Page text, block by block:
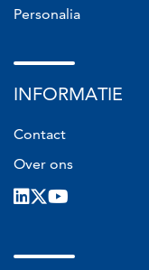
Personalia
INFORMATIE
Contact
Over ons
LinkedIn
X